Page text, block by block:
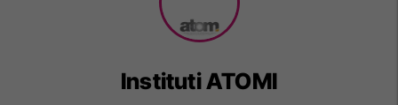
Instituti ATOMI